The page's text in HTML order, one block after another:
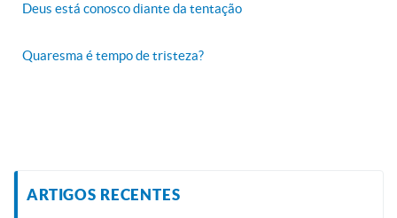
Deus está conosco diante da tentação
Quaresma é tempo de tristeza?
ARTIGOS RECENTES